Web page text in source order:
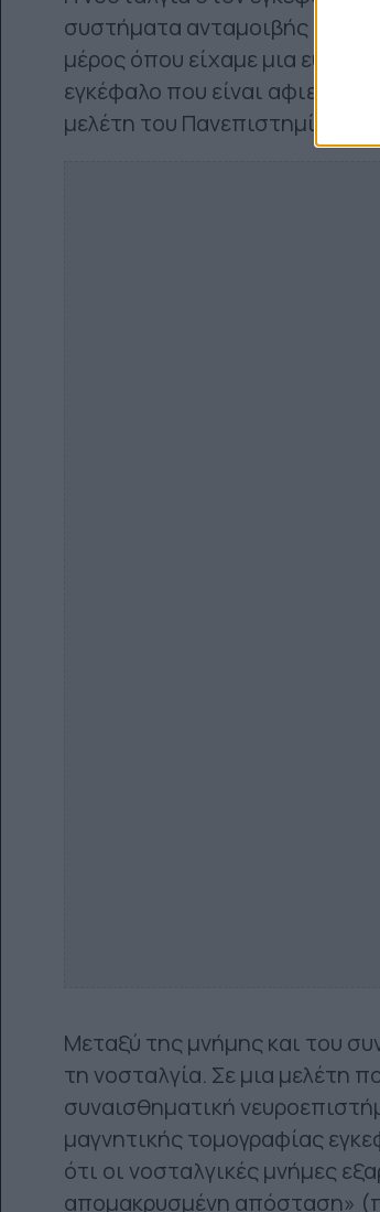
συστήματα ανταμοιβής μας.
μέρος όπου είχαμε μια
εγκέφαλο που είναι
μελέτη του Πανεπιστημίου
Μεταξύ της μνήμης και του
τη νοσταλγία. Σε μια μελέτη
συναισθηματική
μαγνητικής τομογραφίας
ότι οι νοσταλγικές μνήμες
απομακρυσμένη απόσταση»